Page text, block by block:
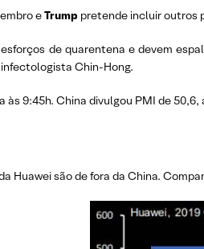
eTrump pretende incluir outros
de quarentena e devem
Chin-Hong.
às 9:45h. China divulgou PMI de
Huawei são de fora da China.